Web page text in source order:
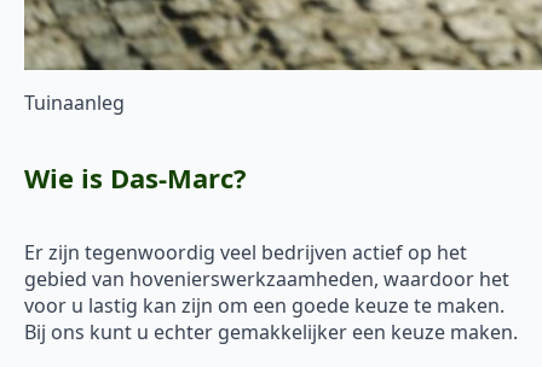
Tuinaanleg
Wie is Das-Marc?
Er zijn tegenwoordig veel bedrijven actief op het
gebied van hovenierswerkzaamheden, waardoor het
voor u lastig kan zijn om een goede keuze te maken.
Bij ons kunt u echter gemakkelijker een keuze maken.